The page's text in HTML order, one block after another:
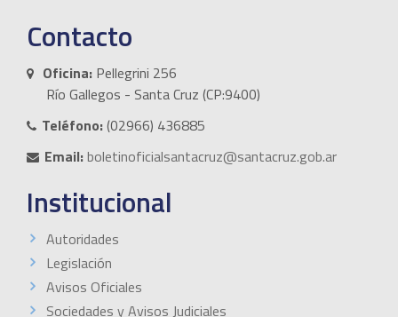
Contacto
Oficina: Pellegrini 256
Río Gallegos - Santa Cruz (CP:9400)
Teléfono:(02966) 436885
Email:boletinoficialsantacruz@santacruz.gob.ar
Institucional
Autoridades
Legislación
Avisos Oficiales
Sociedades y Avisos Judiciales